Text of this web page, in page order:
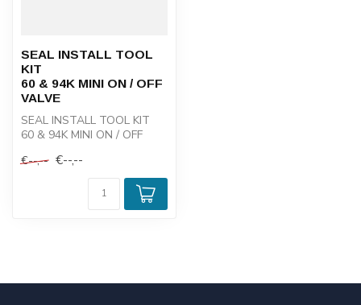
SEAL INSTALL TOOL
KIT
60 & 94K MINI ON / OFF
VALVE
SEAL INSTALL TOOL KIT
60 & 94K MINI ON / OFF
€--,-- €--,--